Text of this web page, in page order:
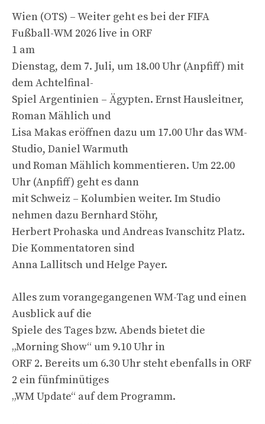
Wien (OTS) – Weiter geht es bei der FIFA
Fußball-WM 2026 live in ORF
1 am
Dienstag, dem 7. Juli, um 18.00 Uhr (Anpfiff) mit
dem Achtelfinal-
Spiel Argentinien – Ägypten. Ernst Hausleitner,
Roman Mählich und
Lisa Makas eröffnen dazu um 17.00 Uhr das WM-
Studio, Daniel Warmuth
und Roman Mählich kommentieren. Um 22.00
Uhr (Anpfiff) geht es dann
mit Schweiz – Kolumbien weiter. Im Studio
nehmen dazu Bernhard Stöhr,
Herbert Prohaska und Andreas Ivanschitz Platz.
Die Kommentatoren sind
Anna Lallitsch und Helge Payer.
Alles zum vorangegangenen WM-Tag und einen
Ausblick auf die
Spiele des Tages bzw. Abends bietet die
„Morning Show“ um 9.10 Uhr in
ORF 2. Bereits um 6.30 Uhr steht ebenfalls in ORF
2 ein fünfminütiges
„WM Update“ auf dem Programm.